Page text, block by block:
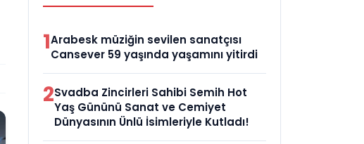
1Arabesk müziğin sevilen sanatçısı
Cansever 59 yaşında yaşamını yitirdi
2Svadba Zincirleri Sahibi Semih Hot
Yaş Gününü Sanat ve Cemiyet
Dünyasının Ünlü İsimleriyle Kutladı!